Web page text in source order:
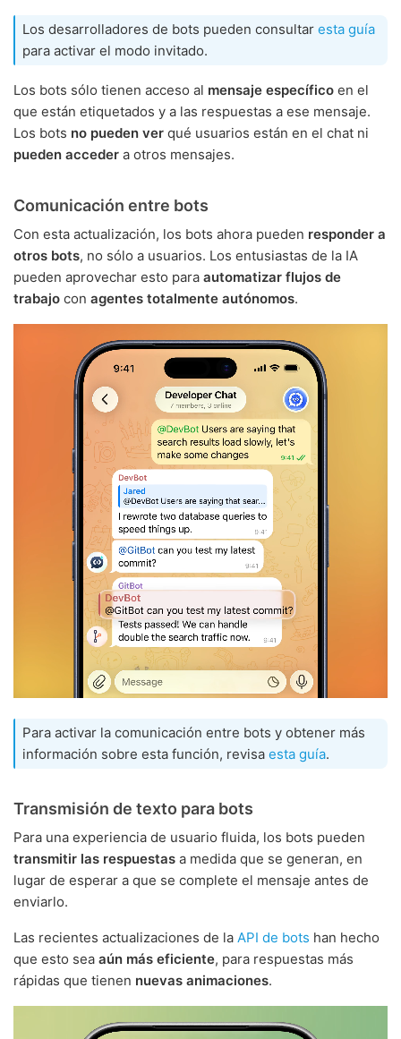
Los desarrolladores de bots pueden consultar esta guía
para activar el modo invitado.
Los bots sólo tienen acceso al mensaje específico en el
que están etiquetados y a las respuestas a ese mensaje.
Los bots no pueden ver qué usuarios están en el chat ni
pueden acceder a otros mensajes.
Comunicación entre bots
Con esta actualización, los bots ahora pueden responder a
otros bots, no sólo a usuarios. Los entusiastas de la IA
pueden aprovechar esto para automatizar flujos de
trabajo con agentes totalmente autónomos.
Para activar la comunicación entre bots y obtener más
información sobre esta función, revisa esta guía.
Transmisión de texto para bots
Para una experiencia de usuario fluida, los bots pueden
transmitir las respuestas a medida que se generan, en
lugar de esperar a que se complete el mensaje antes de
enviarlo.
Las recientes actualizaciones de la API de bots han hecho
que esto sea aún más eficiente, para respuestas más
rápidas que tienen nuevas animaciones.